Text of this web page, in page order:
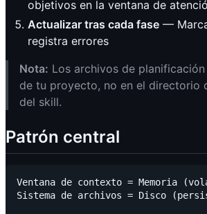
objetivos en la ventana de
Actualizar tras cada fase —
registra errores
Nota: Los archivos de
de tu proyecto, no en el directorio
del skill.
Patrón central
Ventana de contexto = Memoria
Sistema de archivos = Disco